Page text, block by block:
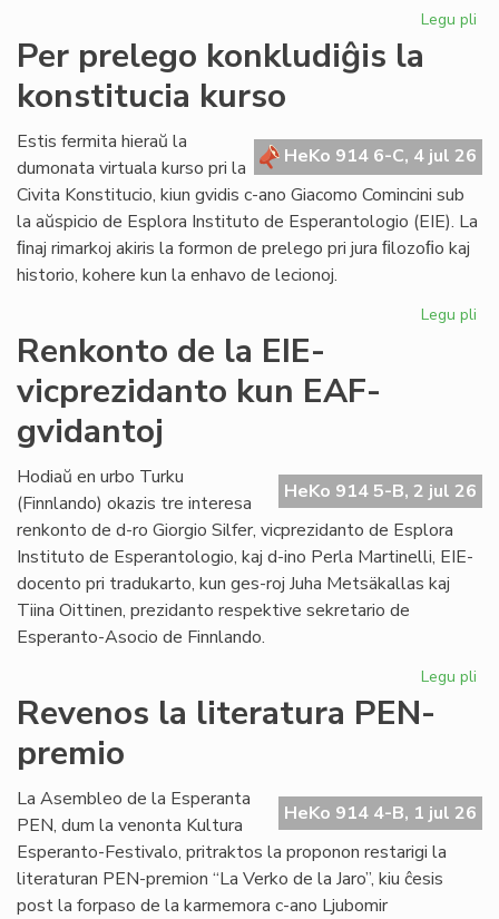
Legu pli
al
Per prelego konkludiĝis la
konstitucia kurso
HeKo 914 6-C, 4 jul 26
Estis fermita hieraŭ la
dumonata virtuala kurso pri la
Civita Konstitucio, kiun gvidis c-ano Giacomo Comincini sub
la aŭspicio de Esplora Instituto de Esperantologio (EIE). La
ﬁnaj rimarkoj akiris la formon de prelego pri jura ﬁlozoﬁo kaj
historio, kohere kun la enhavo de lecionoj.
Legu pli
Renkonto de la EIE-
vicprezidanto kun EAF-
gvidantoj
HeKo 914 5-B, 2 jul 26
Hodiaŭ en urbo Turku
(Finnlando) okazis tre interesa
renkonto de d-ro Giorgio Silfer, vicprezidanto de Esplora
Instituto de Esperantologio, kaj d-ino Perla Martinelli, EIE-
docento pri tradukarto, kun ges-roj Juha Metsäkallas kaj
Tiina Oittinen, prezidanto respektive sekretario de
Esperanto-Asocio de Finnlando.
Legu pli
Revenos la literatura PEN-
premio
HeKo 914 4-B, 1 jul 26
La Asembleo de la Esperanta
PEN, dum la venonta Kultura
Esperanto-Festivalo, pritraktos la proponon restarigi la
literaturan PEN-premion “La Verko de la Jaro”, kiu ĉesis
post la forpaso de la karmemora c-ano Ljubomir